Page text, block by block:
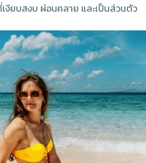
งียบสงบ ผ่อนคลาย และเป็นส่วนตัว